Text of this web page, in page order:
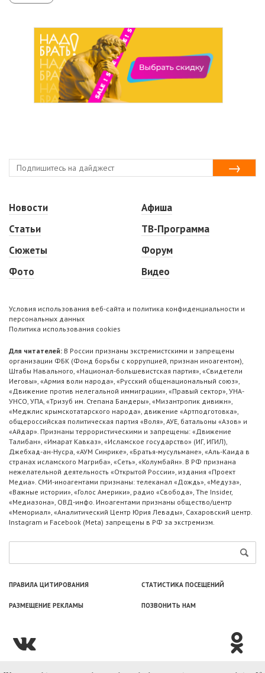
Новости
Статьи
Сюжеты
Фото
Афиша
ТВ-Программа
Форум
Видео
Условия использования веб-сайта и политика конфиденциальности и
персональных данных
Политика использования cookies
Для читателей: В России признаны экстремистскими и запрещены
организации ФБК (Фонд борьбы с коррупцией, признан иноагентом),
Штабы Навального, «Национал-большевистская партия», «Свидетели
Иеговы», «Армия воли народа», «Русский общенациональный союз»,
«Движение против нелегальной иммиграции», «Правый сектор», УНА-
УНСО, УПА, «Тризуб им. Степана Бандеры», «Мизантропик дивижн»,
«Меджлис крымскотатарского народа», движение «Артподготовка»,
общероссийская политическая партия «Воля», АУЕ, батальоны «Азов» и
«Айдар». Признаны террористическими и запрещены: «Движение
Талибан», «Имарат Кавказ», «Исламское государство» (ИГ, ИГИЛ),
Джебхад-ан-Нусра, «АУМ Синрике», «Братья-мусульмане», «Аль-Каида в
странах исламского Магриба», «Сеть», «Колумбайн». В РФ признана
нежелательной деятельность «Открытой России», издания «Проект
Медиа». СМИ-иноагентами признаны: телеканал «Дождь», «Медуза»,
«Важные истории», «Голос Америки», радио «Свобода», The Insider,
«Медиазона», ОВД-инфо. Иноагентами признаны общество/центр
«Мемориал», «Аналитический Центр Юрия Левады», Сахаровский центр.
Instagram и Facebook (Metа) запрещены в РФ за экстремизм.
ПРАВИЛА ЦИТИРОВАНИЯ СТАТИСТИКА ПОСЕЩЕНИЙ
РАЗМЕЩЕНИЕ РЕКЛАМЫ ПОЗВОНИТЬ НАМ